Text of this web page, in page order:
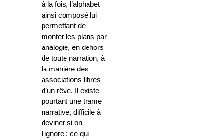
à la fois, l’alphabet
ainsi composé lui
permettant de
monter les plans par
analogie, en dehors
de toute narration, à
la manière des
associations libres
d’un rêve. Il existe
pourtant une trame
narrative, difficile à
deviner si on
l’ignore : ce qui